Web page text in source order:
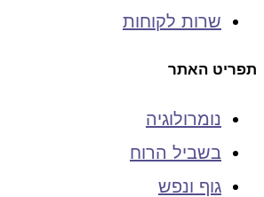
שרות לקוחות
תפריט האתר
נומרולוגיה
בשביל הרוח
גוף ונפש